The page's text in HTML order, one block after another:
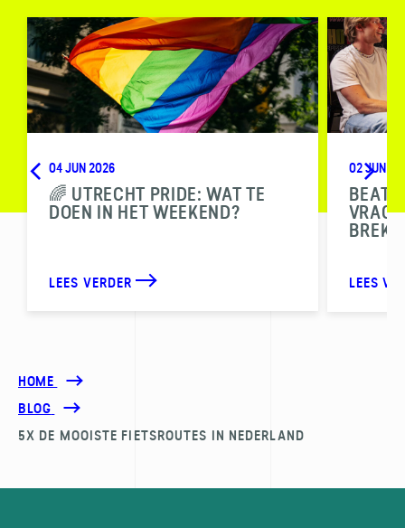
04 JUN 2026
🌈 UTRECHT PRIDE: WAT TE
DOEN IN HET WEEKEND?
LEES VERDER
02 JUN
BEAT
LEES
HOME
BLOG
5X DE MOOISTE FIETSROUTES IN NEDERLAND